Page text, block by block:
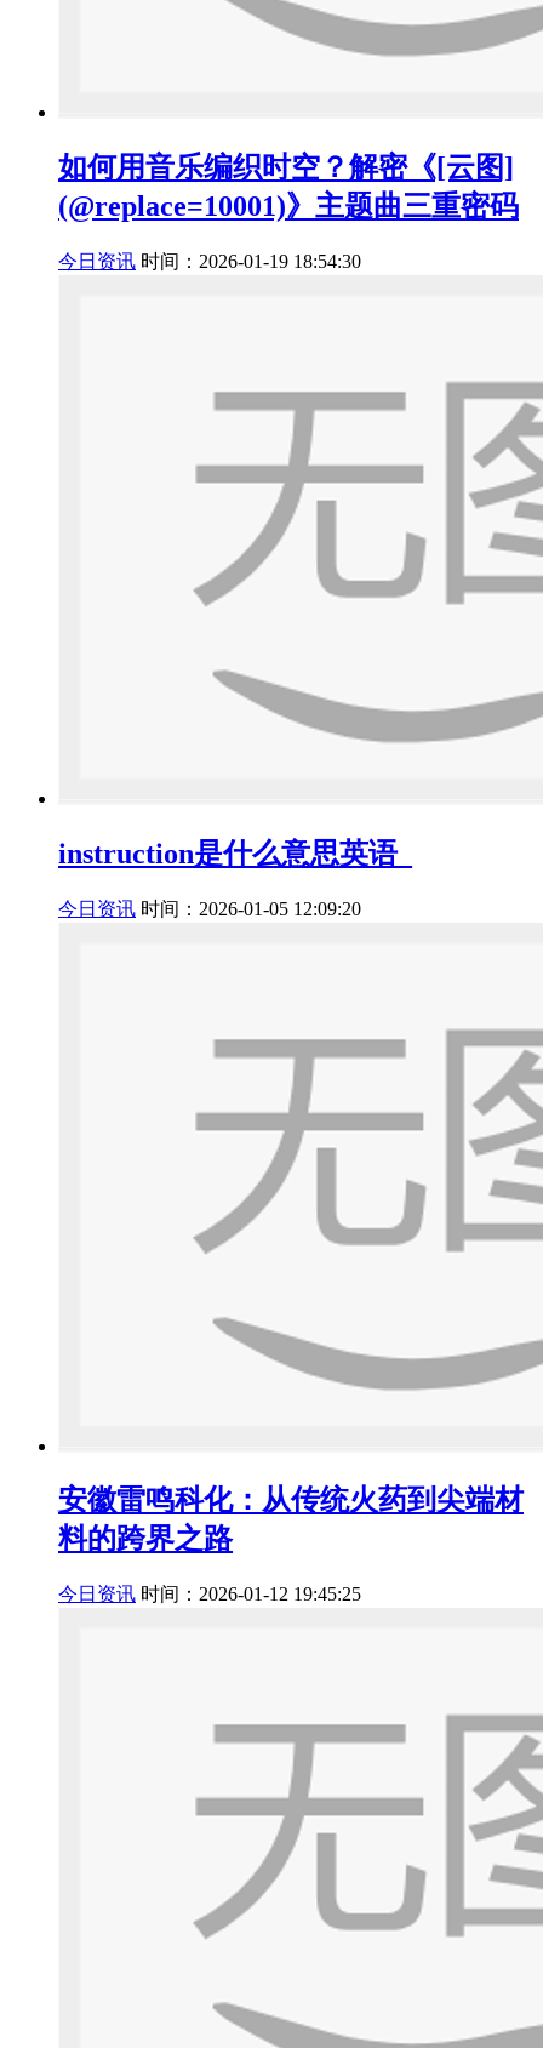
如何用音乐编织时空？解密《[云图]
(@replace=10001)》主题曲三重密码
今日资讯 时间：2026-01-19 18:54:30
instruction是什么意思英语_
今日资讯 时间：2026-01-05 12:09:20
安徽雷鸣科化：从传统火药到尖端材
料的跨界之路
今日资讯 时间：2026-01-12 19:45:25